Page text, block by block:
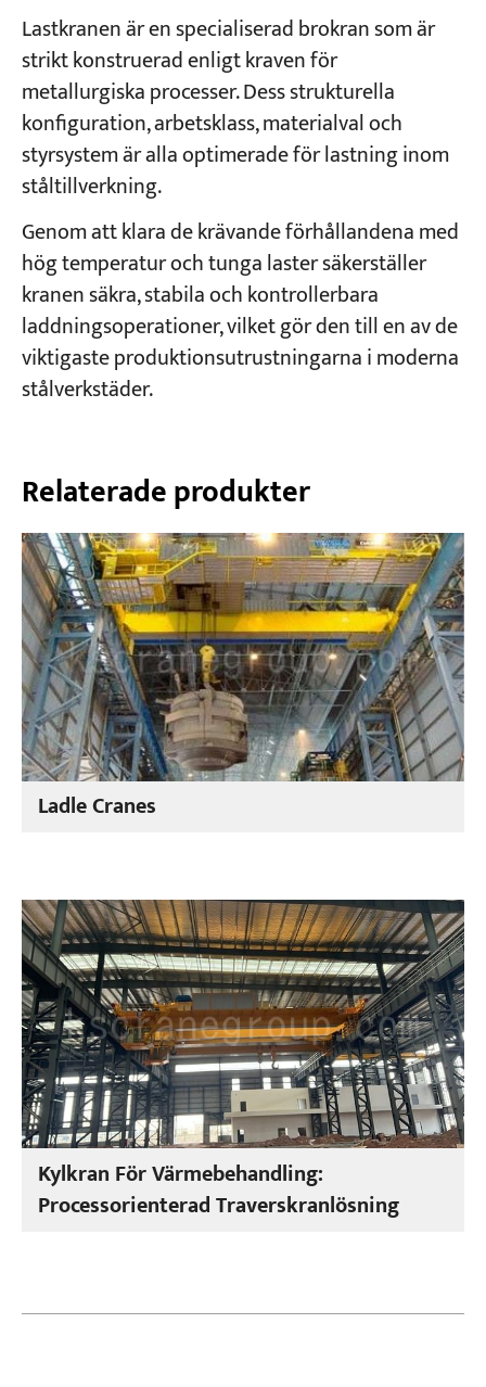
Lastkranen är en specialiserad brokran som är
strikt konstruerad enligt kraven för
metallurgiska processer. Dess strukturella
konfiguration, arbetsklass, materialval och
styrsystem är alla optimerade för lastning inom
ståltillverkning.
Genom att klara de krävande förhållandena med
hög temperatur och tunga laster säkerställer
kranen säkra, stabila och kontrollerbara
laddningsoperationer, vilket gör den till en av de
viktigaste produktionsutrustningarna i moderna
stålverkstäder.
Relaterade produkter
Ladle Cranes
Kylkran För Värmebehandling:
Processorienterad Traverskranlösning